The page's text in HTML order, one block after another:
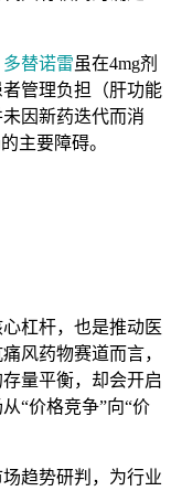
多替诺雷虽在4mg剂
管理负担（肝功能
因新药迭代而消
主要障碍。
杠杆，也是推动医
风药物赛道而言，
量平衡，却会开启
“价格竞争”向“价
趋势研判，为行业